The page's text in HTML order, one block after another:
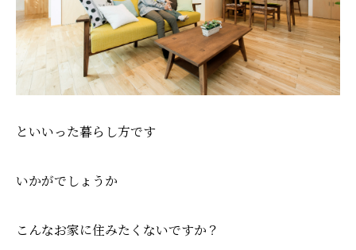
といいった暮らし方です
いかがでしょうか
こんなお家に住みたくないですか？